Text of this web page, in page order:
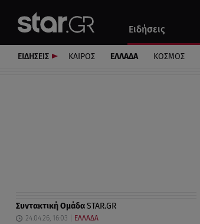
Ειδήσεις
Αυτοκίνητο
ΕΙΔΗΣΕΙΣ ΚΑΙΡΟΣ ΕΛΛΑΔΑ ΚΟΣΜΟΣ
Συντακτική ΟμάδαSTAR.GR
24.04.26, 16:03 ΕΛΛΑΔΑ